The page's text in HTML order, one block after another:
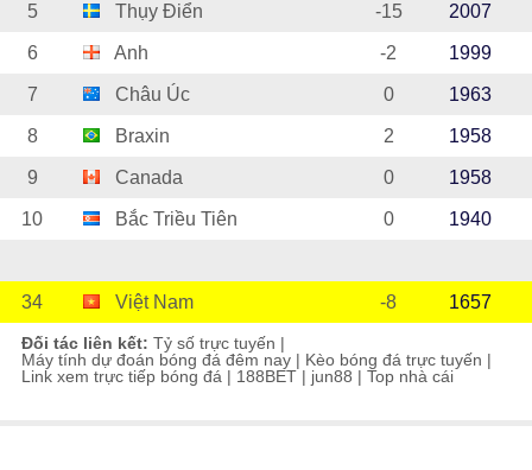
5 Thụy Điển -15 2007
6 Anh -2 1999
7 Châu Úc 0 1963
8 Braxin 2 1958
9 Canada 0 1958
10 Bắc Triều Tiên 0 1940
34 Việt Nam -8 1657
Đối tác liên kết: Tỷ số trực tuyến |
Máy tính dự đoán bóng đá đêm nay | Kèo bóng đá trực tuyến |
Link xem trực tiếp bóng đá | 188BET | jun88 | Top nhà cái